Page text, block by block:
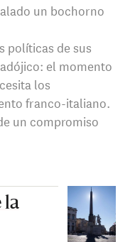
un bochorno
políticas de sus
el momento
los
franco-italiano.
un compromiso
la